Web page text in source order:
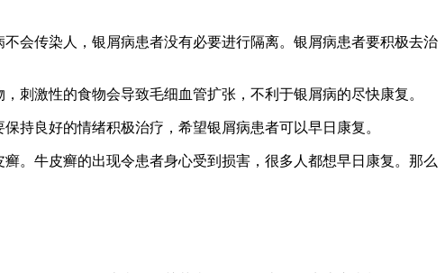
会传染人，银屑病患者没有必要进行隔离。银屑病患者要积极去治
刺激性的食物会导致毛细血管扩张，不利于银屑病的尽快康复。
持良好的情绪积极治疗，希望银屑病患者可以早日康复。
。牛皮癣的出现令患者身心受到损害，很多人都想早日康复。那么